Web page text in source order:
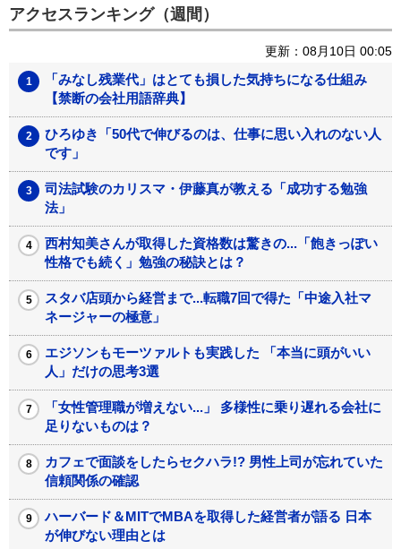
アクセスランキング（週間）
更新：08月10日 00:05
「みなし残業代」はとても損した気持ちになる仕組み
【禁断の会社用語辞典】
ひろゆき「50代で伸びるのは、仕事に思い入れのない人
です」
司法試験のカリスマ・伊藤真が教える「成功する勉強
法」
西村知美さんが取得した資格数は驚きの...「飽きっぽい
性格でも続く」勉強の秘訣とは？
スタバ店頭から経営まで...転職7回で得た「中途入社マ
ネージャーの極意」
エジソンもモーツァルトも実践した 「本当に頭がいい
人」だけの思考3選
「女性管理職が増えない...」 多様性に乗り遅れる会社に
足りないものは？
カフェで面談をしたらセクハラ!? 男性上司が忘れていた
信頼関係の確認
ハーバード＆MITでMBAを取得した経営者が語る 日本
が伸びない理由とは